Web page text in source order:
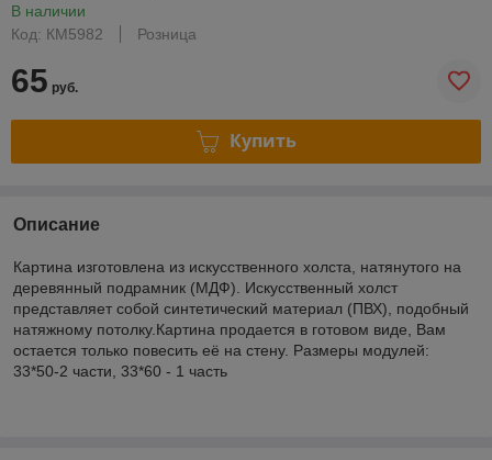
В наличии
Код: КМ5982
Розница
65 руб.
Купить
Описание
Картина изготовлена из искусственного холста, натянутого на
деревянный подрамник (МДФ). Искусственный холст
представляет собой синтетический материал (ПВХ), подобный
натяжному потолку.Картина продается в готовом виде, Вам
остается только повесить её на стену. Размеры модулей:
33*50-2 части, 33*60 - 1 часть